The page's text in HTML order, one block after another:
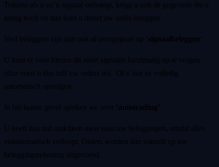
Telkens als u zo’n signaal ontvangt, krijgt u ook de gegevens die u
nodig heeft en dan kunt u direct uw order inleggen.
Veel beleggers zijn dan ook al overgegaan op ‘signaalbeleggen‘.
U kunt er voor kiezen dit soort signalen handmatig op te volgen
(dan voert u dus zelf uw orders in). Of u laat ze volledig
automatisch opvolgen.
In het laatste geval spreken we over ‘autotrading’
U heeft dan nul omkijken meer naar uw beleggingen, omdat alles
volautomatisch verloopt. Orders worden dan vanzelf op uw
beleggingsrekening uitgevoerd.